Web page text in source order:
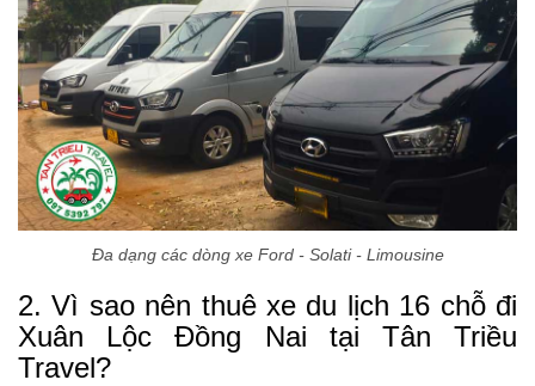
Đa dạng các dòng xe Ford - Solati - Limousine
2. Vì sao nên thuê xe du lịch 16 chỗ đi
Xuân Lộc Đồng Nai tại Tân Triều
Travel?